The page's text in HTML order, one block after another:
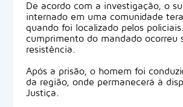
De acordo com a investigação, o
internado em uma comunidade
quando foi localizado pelos
cumprimento do mandado ocorreu
resistência.
Após a prisão, o homem foi
da região, onde permanecerá à
Justiça.